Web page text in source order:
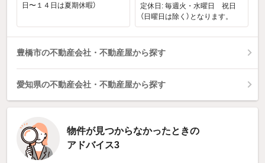
日〜１４日は夏期休暇）
定休日: 毎週火・水曜日 祝日
（日曜日は除く）となります。
豊橋市の不動産会社・不動産屋から探す
愛知県の不動産会社・不動産屋から探す
物件が見つからなかったときの
アドバイス3